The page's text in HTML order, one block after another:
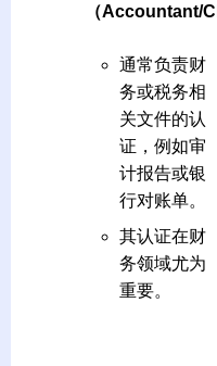
（Accountant/
通常负责财
务或税务相
关文件的认
证，例如审
计报告或银
行对账单。
其认证在财
务领域尤为
重要。